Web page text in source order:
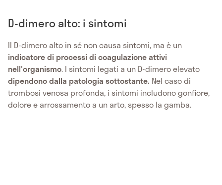
D-dimero alto: i sintomi
Il D-dimero alto in sé non causa sintomi, ma è un
indicatore di processi di coagulazione attivi
nell'organismo. I sintomi legati a un D-dimero elevato
dipendono dalla patologia sottostante. Nel caso di
trombosi venosa profonda, i sintomi includono gonfiore,
dolore e arrossamento a un arto, spesso la gamba.